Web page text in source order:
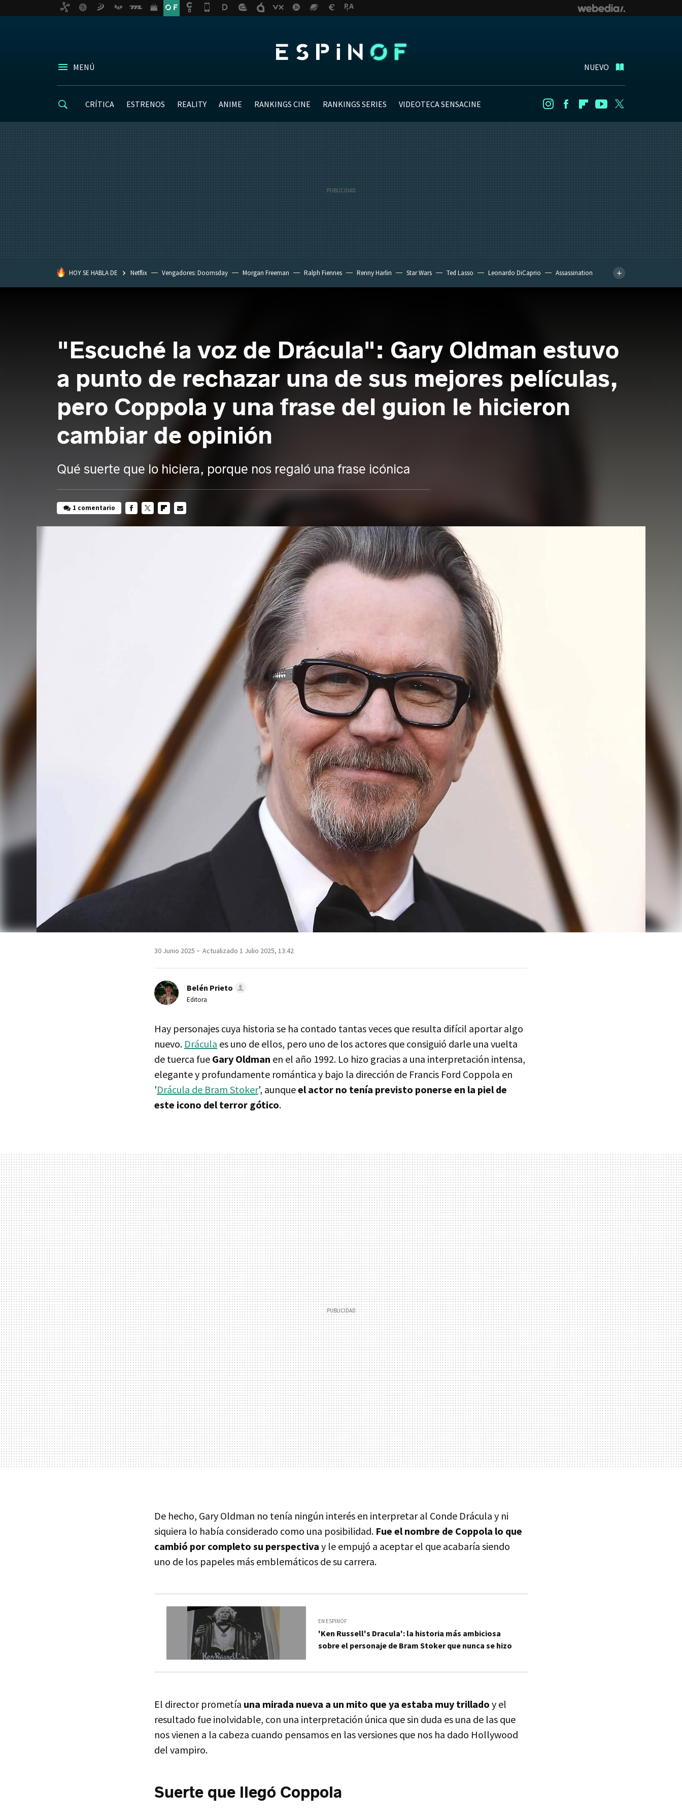
MENÚ NUEVO
CRÍTICA ESTRENOS REALITY ANIME RANKINGS CINE RANKINGS SERIES VIDEOTECA SENSACINE InstagramFacebookFlipboard
Youtube
HOY SE HABLA DE Netflix Vengadores: Doomsday Morgan Freeman Ralph Fiennes Renny Harlin Star Wars Ted Lasso Leonardo DiCaprio
Assassination
"Escuché la voz de Drácula": Gary Oldman estuvo
a punto de rechazar una de sus mejores películas,
pero Coppola y una frase del guion le hicieron
cambiar de opinión
Qué suerte que lo hiciera, porque nos regaló una frase icónica
1 comentario
30 Junio 2025 Actualizado 1 Julio 2025, 13:42
Belén Prieto
Editora
Hay personajes cuya historia se ha contado tantas veces que resulta difícil aportar algo
nuevo. Drácula es uno de ellos, pero uno de los actores que consiguió darle una vuelta
de tuerca fue Gary Oldman en el año 1992. Lo hizo gracias a una interpretación intensa,
elegante y profundamente romántica y bajo la dirección de Francis Ford Coppola en
'Drácula de Bram Stoker', aunqueel actor no tenía previsto ponerse en la piel de
este icono del terror gótico.
De hecho, Gary Oldman no tenía ningún interés en interpretar al Conde Drácula y ni
siquiera lo había considerado como una posibilidad. Fue el nombre de Coppola lo que
cambió por completo su perspectiva y le empujó a aceptar el que acabaría siendo
uno de los papeles más emblemáticos de su carrera.
EN ESPINOF
'Ken Russell's Dracula': la historia más ambiciosa
sobre el personaje de Bram Stoker que nunca se hizo
El director prometía una mirada nueva a un mito que ya estaba muy trillado y el
resultado fue inolvidable, con una interpretación única que sin duda es una de las que
nos vienen a la cabeza cuando pensamos en las versiones que nos ha dado Hollywood
del vampiro.
Suerte que llegó Coppola